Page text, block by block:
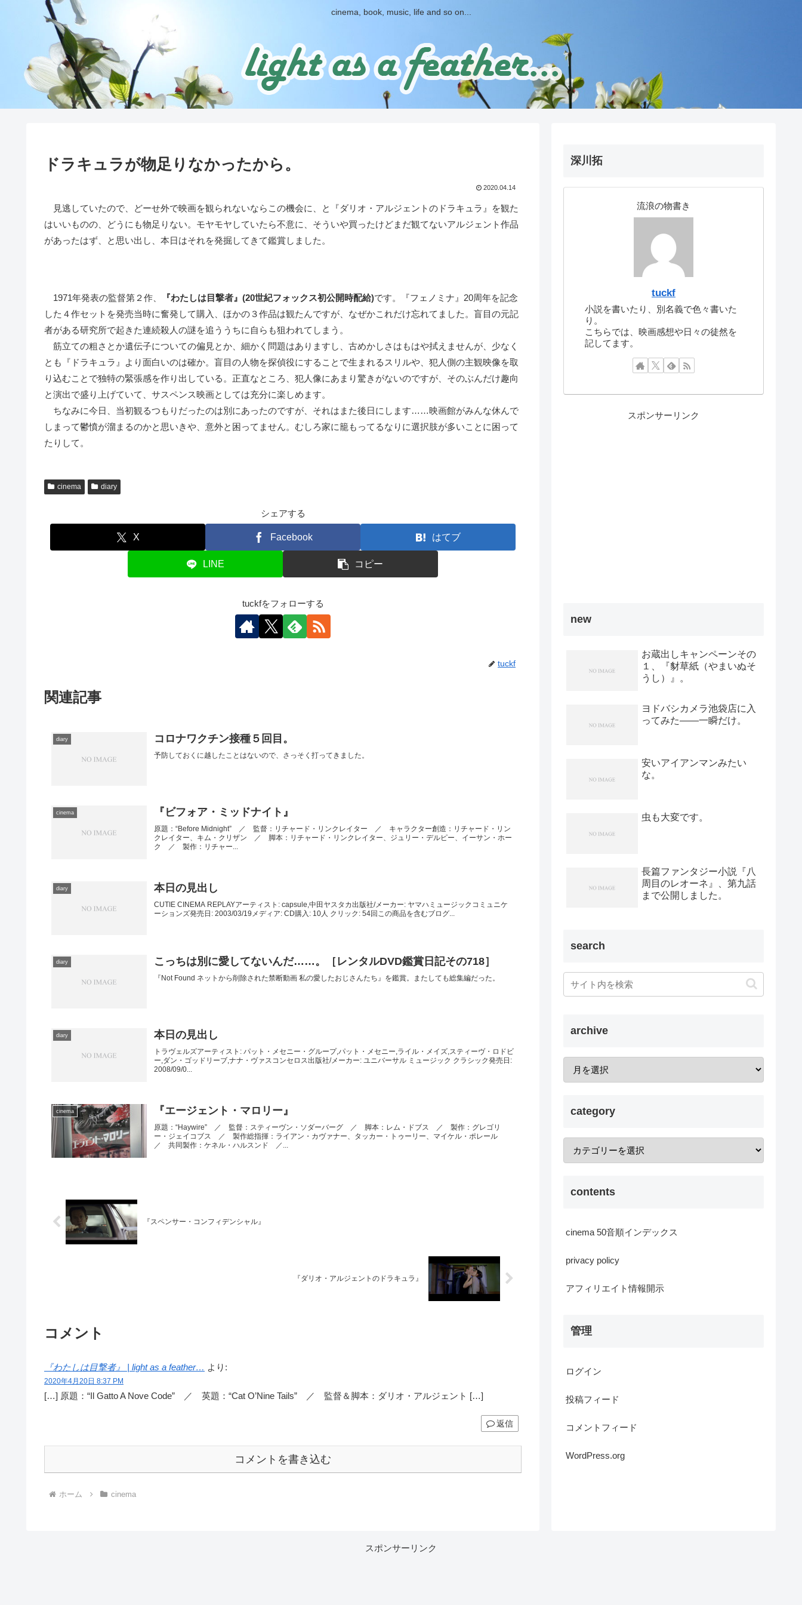
cinema, book, music, life and so on...
ドラキュラが物足りなかったから。
2020.04.14
見逃していたので、どーせ外で映画を観られないならこの機会に、と『ダリオ・アルジェントのドラキュラ』を観た
はいいものの、どうにも物足りない。モヤモヤしていたら不意に、そういや買ったけどまだ観てないアルジェント作品
があったはず、と思い出し、本日はそれを発掘してきて鑑賞しました。
1971年発表の監督第２作、 『わたしは目撃者』(20世紀フォックス初公開時配給)です。『フェノミナ』20周年を記念
した４作セットを発売当時に奮発して購入、ほかの３作品は観たんですが、なぜかこれだけ忘れてました。盲目の元記
者がある研究所で起きた連続殺人の謎を追ううちに自らも狙われてしまう。
筋立ての粗さとか遺伝子についての偏見とか、細かく問題はありますし、古めかしさはもはや拭えませんが、少なく
とも『ドラキュラ』より面白いのは確か。盲目の人物を探偵役にすることで生まれるスリルや、犯人側の主観映像を取
り込むことで独特の緊張感を作り出している。正直なところ、犯人像にあまり驚きがないのですが、そのぶんだけ趣向
と演出で盛り上げていて、サスペンス映画としては充分に楽しめます。
ちなみに今日、当初観るつもりだったのは別にあったのですが、それはまた後日にします……映画館がみんな休んで
しまって鬱憤が溜まるのかと思いきや、意外と困ってません。むしろ家に籠もってるなりに選択肢が多いことに困って
たりして。
cinema diary
シェアする
X Facebook はてブ
LINE コピー
tuckfをフォローする
tuckf
関連記事
diary コロナワクチン接種５回目。
予防しておくに越したことはないので、さっそく打ってきました。
cinema 『ビフォア・ミッドナイト』
原題：“Before Midnight” ／ 監督：リチャード・リンクレイター ／ キャラクター創造：リチャード・リン
クレイター、キム・クリザン ／ 脚本：リチャード・リンクレイター、ジュリー・デルピー、イーサン・ホー
ク ／ 製作：リチャー...
diary 本日の見出し
CUTIE CINEMA REPLAYアーティスト: capsule,中田ヤスタカ出版社/メーカー: ヤマハミュージックコミュニケ
ーションズ発売日: 2003/03/19メディア: CD購入: 10人 クリック: 54回この商品を含むブログ...
diary こっちは別に愛してないんだ……。［レンタルDVD鑑賞日記その718］
『Not Found ネットから削除された禁断動画 私の愛したおじさんたち』を鑑賞。またしても総集編だった。
diary 本日の見出し
トラヴェルズアーティスト: パット・メセニー・グループ,パット・メセニー,ライル・メイズ,スティーヴ・ロドビ
ー,ダン・ゴッドリーブ,ナナ・ヴァスコンセロス出版社/メーカー: ユニバーサル ミュージック クラシック発売日:
2008/09/0...
cinema 『エージェント・マロリー』
原題：“Haywire” ／ 監督：スティーヴン・ソダーバーグ ／ 脚本：レム・ドブス ／ 製作：グレゴリ
ー・ジェイコブス ／ 製作総指揮：ライアン・カヴァナー、タッカー・トゥーリー、マイケル・ポレール
／ 共同製作：ケネル・ハルスンド ／...
『スペンサー・コンフィデンシャル』
『ダリオ・アルジェントのドラキュラ』
コメント
『わたしは目撃者』 | light as a feather… より:
2020年4月20日 8:37 PM
[…] 原題：“Il Gatto A Nove Code” ／ 英題：“Cat O’Nine Tails” ／ 監督＆脚本：ダリオ・アルジェント […]
返信
コメントを書き込む
ホーム cinema
深川拓
流浪の物書き
tuckf
小説を書いたり、別名義で色々書いた
り。
こちらでは、映画感想や日々の徒然を
記してます。
スポンサーリンク
new
お蔵出しキャンペーンその
１、『豺草紙（やまいぬそ
うし）』。
ヨドバシカメラ池袋店に入
ってみた――一瞬だけ。
安いアイアンマンみたい
な。
虫も大変です。
長篇ファンタジー小説『八
周目のレオーネ』、第九話
まで公開しました。
search
archive
category
contents
cinema 50音順インデックス
privacy policy
アフィリエイト情報開示
管理
ログイン
投稿フィード
コメントフィード
WordPress.org
スポンサーリンク